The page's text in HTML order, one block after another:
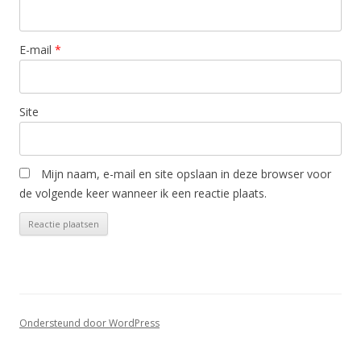
E-mail *
Site
Mijn naam, e-mail en site opslaan in deze browser voor
de volgende keer wanneer ik een reactie plaats.
Ondersteund door WordPress